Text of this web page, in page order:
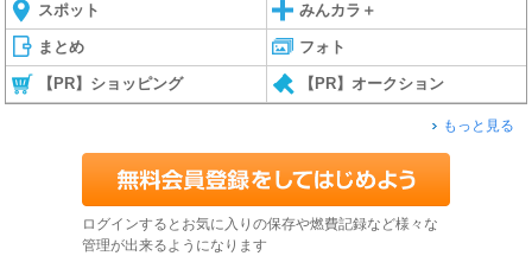
スポット みんカラ＋
まとめ フォト
【PR】ショッピング 【PR】オークション
もっと見る
ログインするとお気に入りの保存や燃費記録など様々な
管理が出来るようになります